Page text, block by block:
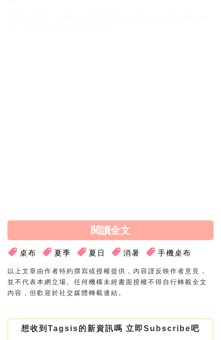
閱讀全文
桌布 夏季 夏日 消暑 手機桌布
以上文章由作者特約撰寫或授權提供，內容謹反映作者意見，
並不代表本網立場。任何機構未經書面授權不得自行轉載全文
內容，但歡迎於社交媒體轉載連結。
想收到Tagsis的新資訊嗎 立即Subscribe吧